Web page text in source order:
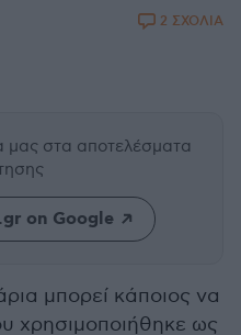
2 ΣΧΟΛΙΑ
μας στα αποτελέσματα
on Google
μπορεί κάποιος να
χρησιμοποιήθηκε ως